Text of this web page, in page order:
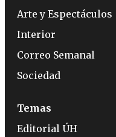
Arte y Espectáculos
Interior
Correo Semanal
Sociedad
Temas
Editorial ÚH